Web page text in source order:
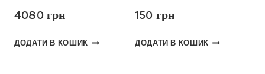
4080 грн
ДОДАТИ В КОШИК
150 грн
ДОДАТИ В КОШИК